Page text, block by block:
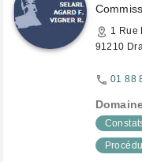
1 Rue
91210
01 88